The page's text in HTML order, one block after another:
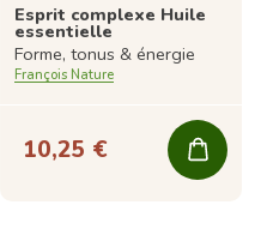
Esprit complexe Huile
essentielle
Forme, tonus & énergie
François Nature
10,25 €